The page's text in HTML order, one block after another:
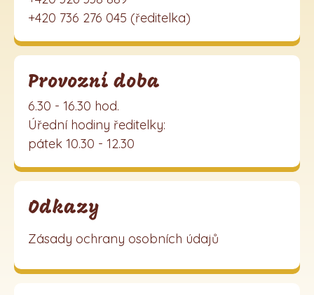
+420 736 276 045 (ředitelka)
Provozní doba
6.30 - 16.30 hod.
Úřední hodiny ředitelky:
pátek 10.30 - 12.30
Odkazy
Zásady ochrany osobních údajů